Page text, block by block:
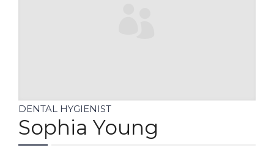
DENTAL HYGIENIST
Sophia Young